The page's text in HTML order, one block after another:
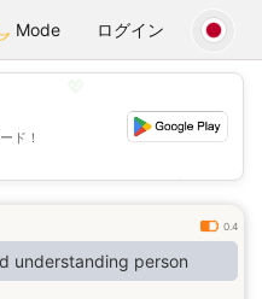
Chat
Mode ログイン
💕
ド！
0.4
understanding person